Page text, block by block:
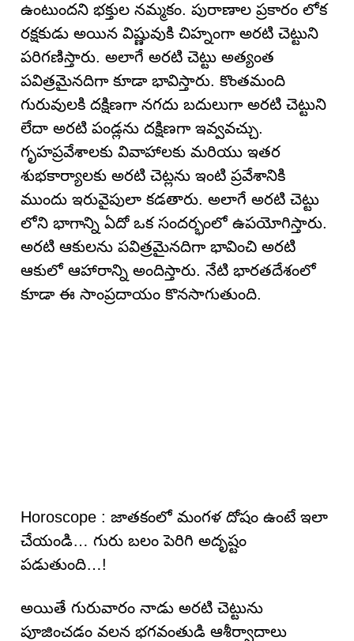
ఉంటుందని భక్తుల నమ్మకం. పురాణాల ప్రకారం లోక
రక్షకుడు అయిన విష్ణువుకి చిహ్నంగా అరటి చెట్టుని
పరిగణిస్తారు. అలాగే అరటి చెట్టు అత్యంత
పవిత్రమైనదిగా కూడా భావిస్తారు. కొంతమంది
గురువులకి దక్షిణగా నగదు బదులుగా అరటి చెట్టుని
లేదా అరటి పండ్లను దక్షిణగా ఇవ్వవచ్చు.
గృహప్రవేశాలకు వివాహాలకు మరియు ఇతర
శుభకార్యాలకు అరటి చెట్లను ఇంటి ప్రవేశానికి
ముందు ఇరువైపులా కడతారు. అలాగే అరటి చెట్టు
లోని భాగాన్ని ఏదో ఒక సందర్భంలో ఉపయోగిస్తారు.
అరటి ఆకులను పవిత్రమైనదిగా భావించి అరటి
ఆకులో ఆహారాన్ని అందిస్తారు. నేటి భారతదేశంలో
కూడా ఈ సాంప్రదాయం కొనసాగుతుంది.
Horoscope : జాతకంలో మంగళ దోషం ఉంటే ఇలా
చేయండి… గురు బలం పెరిగి అదృష్టం
పడుతుంది…!
అయితే గురువారం నాడు అరటి చెట్టును
పూజించడం వలన భగవంతుడి ఆశీర్వాదాలు